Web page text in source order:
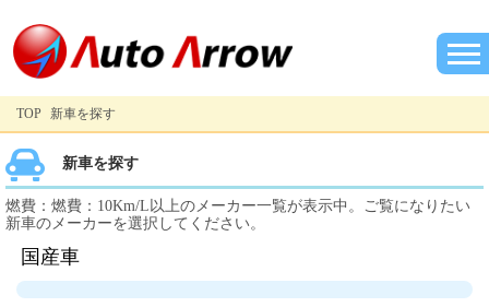
TOP 新車を探す
新車を探す
燃費：燃費：10Km/L以上のメーカー一覧が表示中。ご覧になりたい
新車のメーカーを選択してください。
国産車